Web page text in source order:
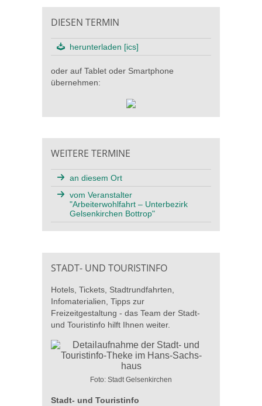
DIESEN TERMIN
herunterladen [ics]
oder auf Tablet oder Smartphone
übernehmen:
WEITERE TERMINE
an diesem Ort
vom Veranstalter
"Arbeiterwohlfahrt – Unterbezirk
Gelsenkirchen Bottrop"
STADT- UND TOURISTINFO
Hotels, Tickets, Stadtrundfahrten,
Infomaterialien, Tipps zur
Freizeitgestaltung - das Team der Stadt-
und Touristinfo hilft Ihnen weiter.
Foto: Stadt Gelsenkirchen
Stadt- und Touristinfo